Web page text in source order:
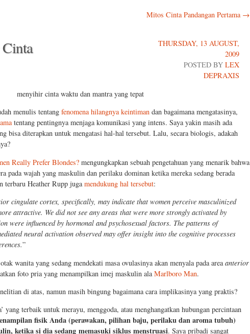
Mitos Cinta Pandangan Pertama →
THURSDAY, 13 AUGUST,
2009
POSTED BY LEX
DEPRAXIS
menulis tentang fenomena hilangnya keintiman dan bagaimana mengatasinya,
tentang pentingnya menjaga komunikasi yang intens. Saya yakin masih ada
bisa diterapkan untuk mengatasi hal-hal tersebut. Lalu, secara biologis, adakah
Really Prefer Blondes? mengungkapkan sebuah pengetahuan yang menarik bahwa
pada wajah yang maskulin dan perilaku dominan ketika mereka sedang berada
terbaru Heather Rupp juga mendukung hal tersebut:
cingulate cortex, specifically, may indicate that women perceive masculinized
attractive. We did not see any areas that were more strongly activated by
were influenced by hormonal and psychosexual factors. The patterns of
neural activation observed may offer insight into the cognitive processes
”
wanita yang sedang mendekati masa ovulasinya akan menyala pada area anterior
foto pria yang menampilkan imej maskulin ala Marlboro Man.
di atas, namun masih bingung bagaimana cara implikasinya yang praktis?
yang terbaik untuk merayu, menggoda, atau menghangatkan hubungan percintaan
fisik Anda (perawakan, pilihan baju, perilaku dan aroma tubuh)
ketika si dia sedang memasuki siklus menstruasi. Saya pribadi sangat